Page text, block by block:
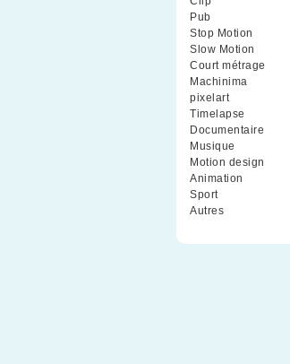
Pub
Stop Motion
Slow Motion
Court métrage
Machinima
pixelart(10)
Timelapse
Documentaire
Musique
Motion design
Animation
Sport(2)
Autres